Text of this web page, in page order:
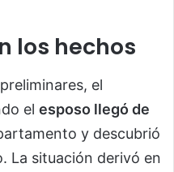
los hechos
el
el esposo llegó de
y descubrió
La situación derivó en